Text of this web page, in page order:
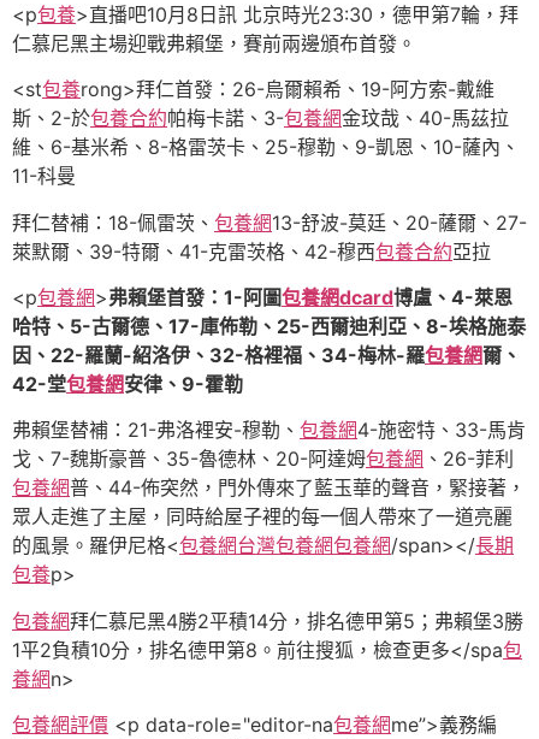
<p包養>直播吧10月8日訊 北京時光23:30，德甲第7輪，拜
仁慕尼黑主場迎戰弗賴堡，賽前兩邊頒布首發。
<st包養rong>拜仁首發：26-烏爾賴希、19-阿方索-戴維
斯、2-於包養合約帕梅卡諾、3-包養網金玟哉、40-馬茲拉
維、6-基米希、8-格雷茨卡、25-穆勒、9-凱恩、10-薩內、
11-科曼
拜仁替補：18-佩雷茨、 包養網13-舒波-莫廷、20-薩爾、27-
萊默爾、39-特爾、41-克雷茨格、42-穆西包養合約亞拉
<p包養網>弗賴堡首發：1-阿圖包養網dcard博盧、4-萊恩
哈特、5-古爾德、17-庫佈勒、25-西爾迪利亞、8-埃格施泰
因、22-羅蘭-紹洛伊、32-格裡福、34-梅林-羅包養網爾、
42-堂包養網安律、9-霍勒
弗賴堡替補：21-弗洛裡安-穆勒、 包養網4-施密特、33-馬肯
戈、7-魏斯豪普、35-魯德林、20-阿達姆包養網 、26-菲利
包養網普、44-佈突然，門外傳來了藍玉華的聲音，緊接著，
眾人走進了主屋，同時給屋子裡的每一個人帶來了一道亮麗
的風景。羅伊尼格<包養網台灣包養網包養網/span></長期
包養p>
包養網拜仁慕尼黑4勝2平積14分，排名德甲第5；弗賴堡3勝
1平2負積10分，排名德甲第8。 前往搜狐，檢查更多</spa包
養網n>
包養網評價 <p data-role="editor-na包養網me”>義務編